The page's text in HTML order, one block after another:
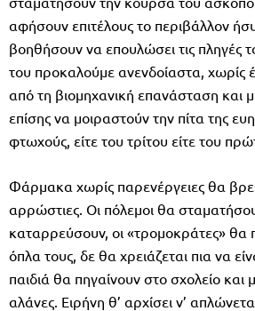
αφήσουν επιτέλους το περιβάλλον
βοηθήσουν να επουλώσει τις πληγές
του προκαλούμε ανενδοίαστα, χωρίς
από τη βιομηχανική επανάσταση και
επίσης να μοιραστούν την πίτα της
φτωχούς, είτε του τρίτου είτε του
Φάρμακα χωρίς παρενέργειες θα
αρρώστιες. Οι πόλεμοι θα
καταρρεύσουν, οι «τρομοκράτες»
όπλα τους, δε θα χρειάζεται πια να
παιδιά θα πηγαίνουν στο σχολείο και
αλάνες. Ειρήνη θ’ αρχίσει ν’